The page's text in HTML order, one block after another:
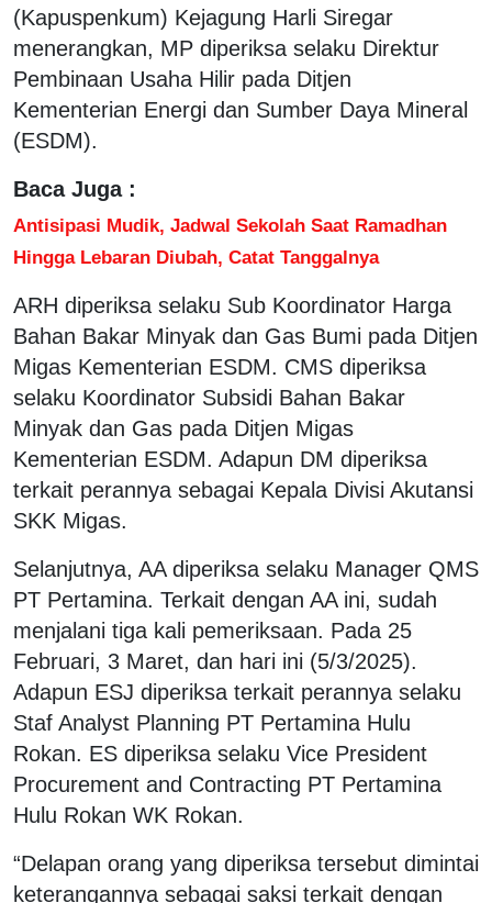
(Kapuspenkum) Kejagung Harli Siregar
menerangkan, MP diperiksa selaku Direktur
Pembinaan Usaha Hilir pada Ditjen
Kementerian Energi dan Sumber Daya Mineral
(ESDM).
Baca Juga :
Antisipasi Mudik, Jadwal Sekolah Saat Ramadhan
Hingga Lebaran Diubah, Catat Tanggalnya
ARH diperiksa selaku Sub Koordinator Harga
Bahan Bakar Minyak dan Gas Bumi pada Ditjen
Migas Kementerian ESDM. CMS diperiksa
selaku Koordinator Subsidi Bahan Bakar
Minyak dan Gas pada Ditjen Migas
Kementerian ESDM. Adapun DM diperiksa
terkait perannya sebagai Kepala Divisi Akutansi
SKK Migas.
Selanjutnya, AA diperiksa selaku Manager QMS
PT Pertamina. Terkait dengan AA ini, sudah
menjalani tiga kali pemeriksaan. Pada 25
Februari, 3 Maret, dan hari ini (5/3/2025).
Adapun ESJ diperiksa terkait perannya selaku
Staf Analyst Planning PT Pertamina Hulu
Rokan. ES diperiksa selaku Vice President
Procurement and Contracting PT Pertamina
Hulu Rokan WK Rokan.
“Delapan orang yang diperiksa tersebut dimintai
keterangannya sebagai saksi terkait dengan